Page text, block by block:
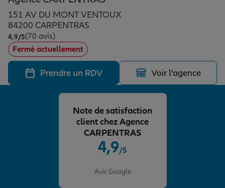
Assurance emprunteur
Prévoyance et dépendance
Assurance animal de compagnie
Protection de la famille
Protection juridique
Épargne & retraite
Plan épargne retraite
Assurance vie
Placements financiers
Investissements immobiliers
Vos projets
Partir en vacances
Conseil assurance
151 AV DU MONT VENTOUX
84200 CARPENTRAS
4,9/5Note de 4.9 sur 5
(70 avis)
Fermé actuellement
Prendre un RDV Voir l'agence
4,9/5
Avis Google
Note de satisfaction
client chez Agence
CARPENTRAS